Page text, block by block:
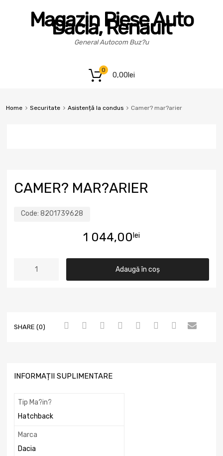
Magazin Piese Auto
Dacia, Renault
General Autocom Buz?u
0,00lei
0
Home Securitate Asistență la condus Camer? mar?arier
CAMER? MAR?ARIER
Code: 8201739628
1 044,00 lei
Adaugă în coș
SHARE (0)
INFORMAȚII SUPLIMENTARE
Tip Ma?in?
Hatchback
Marca
Dacia